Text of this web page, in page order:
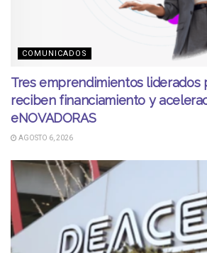
COMUNICADOS
Tres emprendimientos liderados
reciben financiamiento y
eNOVADORAS
AGOSTO 6, 2026